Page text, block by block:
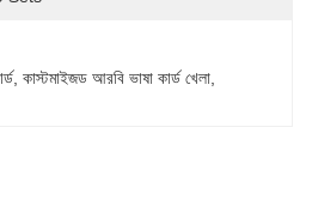
, কাস্টমাইজড আরবি ভাষা কার্ড খেলা